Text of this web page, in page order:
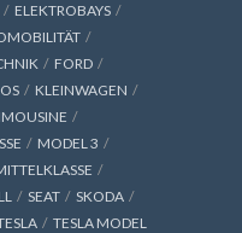
ELEKTROBAYS
FORD
KLEINWAGEN
MODEL 3
SEAT
SKODA
TESLA MODEL